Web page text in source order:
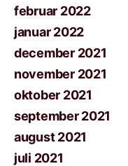
februar 2022
januar 2022
december 2021
november 2021
oktober 2021
september 2021
august 2021
juli 2021